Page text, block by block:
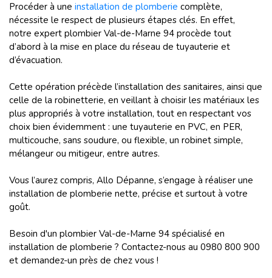
Procéder à une installation de plomberie complète,
nécessite le respect de plusieurs étapes clés. En effet,
notre expert plombier Val-de-Marne 94 procède tout
d’abord à la mise en place du réseau de tuyauterie et
d’évacuation.
Cette opération précède l’installation des sanitaires, ainsi que
celle de la robinetterie, en veillant à choisir les matériaux les
plus appropriés à votre installation, tout en respectant vos
choix bien évidemment : une tuyauterie en PVC, en PER,
multicouche, sans soudure, ou flexible, un robinet simple,
mélangeur ou mitigeur, entre autres.
Vous l’aurez compris, Allo Dépanne, s’engage à réaliser une
installation de plomberie nette, précise et surtout à votre
goût.
Besoin d'un plombier Val-de-Marne 94 spécialisé en
installation de plomberie ? Contactez-nous au 0980 800 900
et demandez-un près de chez vous !